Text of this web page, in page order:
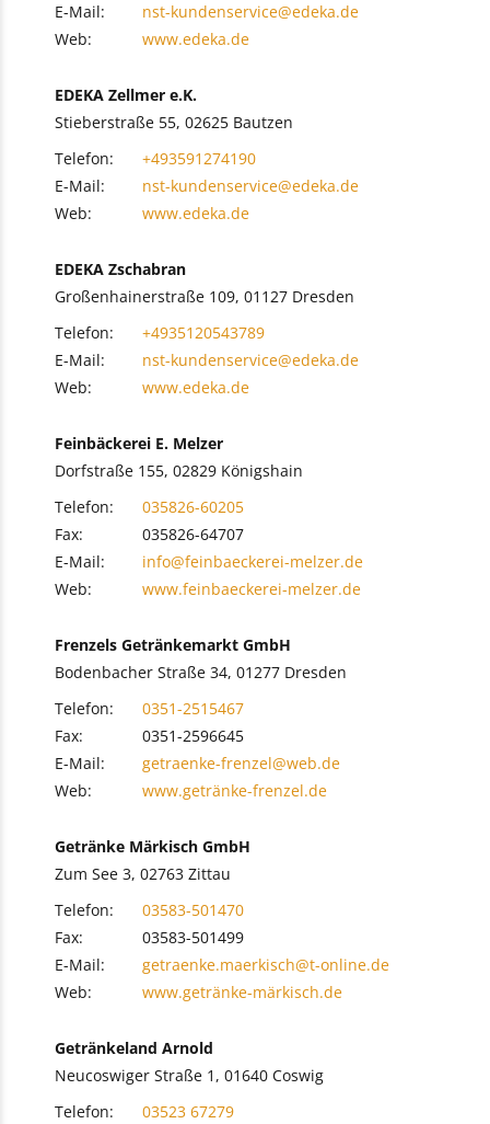
E-Mail:
nst-kundenservice@edeka.de
Web:
www.edeka.de
EDEKA Zellmer e.K.
Stieberstraße 55, 02625 Bautzen
Telefon:
+493591274190
E-Mail:
nst-kundenservice@edeka.de
Web:
www.edeka.de
EDEKA Zschabran
Großenhainerstraße 109, 01127 Dresden
Telefon:
+4935120543789
E-Mail:
nst-kundenservice@edeka.de
Web:
www.edeka.de
Feinbäckerei E. Melzer
Dorfstraße 155, 02829 Königshain
Telefon:
035826-60205
Fax:
035826-64707
E-Mail:
info@feinbaeckerei-melzer.de
Web:
www.feinbaeckerei-melzer.de
Frenzels Getränkemarkt GmbH
Bodenbacher Straße 34, 01277 Dresden
Telefon:
0351-2515467
Fax:
0351-2596645
E-Mail:
getraenke-frenzel@web.de
Web:
www.getränke-frenzel.de
Getränke Märkisch GmbH
Zum See 3, 02763 Zittau
Telefon:
03583-501470
Fax:
03583-501499
E-Mail:
getraenke.maerkisch@t-online.de
Web:
www.getränke-märkisch.de
Getränkeland Arnold
Neucoswiger Straße 1, 01640 Coswig
Telefon:
03523 67279